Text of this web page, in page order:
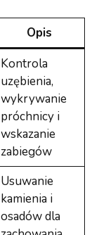
Opis
Kontrola
uzębienia,
wykrywanie
próchnicy i
wskazanie
zabiegów
Usuwanie
kamienia i
osadów dla